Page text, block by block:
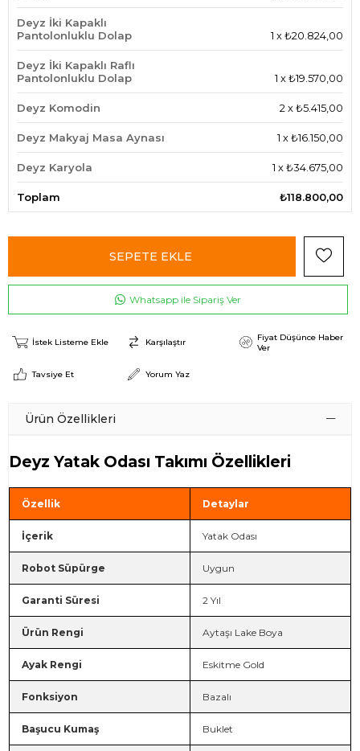
Deyz İki Kapaklı
Pantolonluklu Dolap
1 x ₺20.824,00
Deyz İki Kapaklı Raflı
Pantolonluklu Dolap
1 x ₺19.570,00
Deyz Komodin 2 x ₺5.415,00
Deyz Makyaj Masa Aynası 1 x ₺16.150,00
Deyz Karyola 1 x ₺34.675,00
Toplam ₺118.800,00
Whatsapp ile Sipariş Ver
İstek Listeme Ekle Karşılaştır
Fiyat Düşünce Haber
Ver
Tavsiye Et Yorum Yaz
Ürün Özellikleri
Deyz Yatak Odası Takımı Özellikleri
Özellik Detaylar
İçerik Yatak Odası
Robot Süpürge Uygun
Garanti Süresi 2 Yıl
Ürün Rengi Aytaşı Lake Boya
Ayak Rengi Eskitme Gold
Fonksiyon Bazalı
Başucu Kumaş Buklet